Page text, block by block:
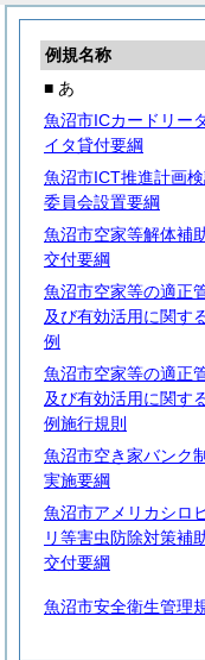
例規名称
■ あ
魚沼市ICカードリー
イタ貸付要綱
魚沼市ICT推進計画
委員会設置要綱
魚沼市空家等解体補
交付要綱
魚沼市空家等の適正
及び有効活用に関す
例
魚沼市空家等の適正
及び有効活用に関す
例施行規則
魚沼市空き家バンク
実施要綱
魚沼市アメリカシロ
リ等害虫防除対策補
交付要綱
魚沼市安全衛生管理